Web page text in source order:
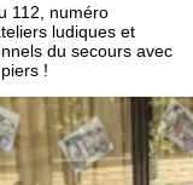
112, numéro
ludiques et
du secours avec
!